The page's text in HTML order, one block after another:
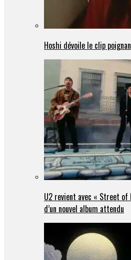
Hoshi dévoile le clip
U2 revient avec « Street
d’un nouvel album attendu